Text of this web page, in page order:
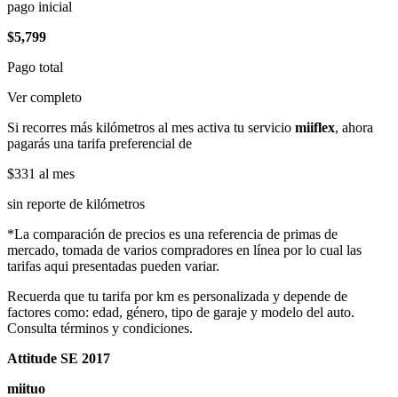
pago inicial
$5,799
Pago total
Ver completo
Si recorres más kilómetros al mes activa tu servicio miiflex, ahora
pagarás una tarifa preferencial de
$331 al mes
sin reporte de kilómetros
*La comparación de precios es una referencia de primas de
mercado, tomada de varios compradores en línea por lo cual las
tarifas aqui presentadas pueden variar.
Recuerda que tu tarifa por km es personalizada y depende de
factores como: edad, género, tipo de garaje y modelo del auto.
Consulta términos y condiciones.
Attitude SE 2017
miituo